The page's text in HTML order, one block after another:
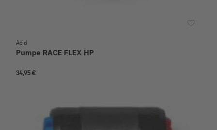
Acid
Pumpe RACE FLEX HP
34,95 €